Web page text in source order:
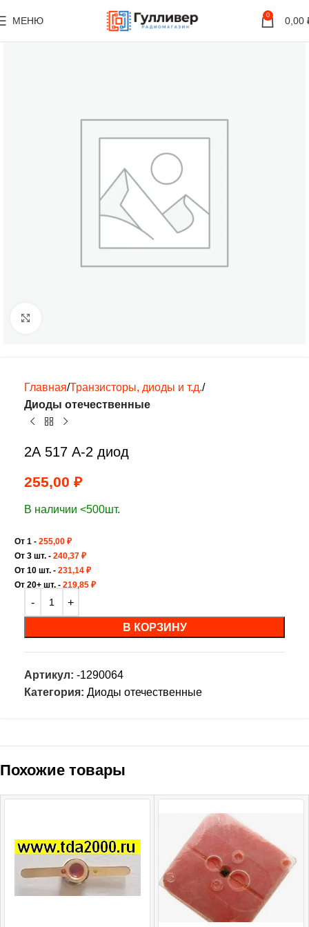
МЕНЮ 0 0,00
Главная Транзисторы, диоды и т.д.
Диоды отечественные
2А 517 А-2 диод
255,00 ₽
В наличии <500шт.
От 1 - 255,00 ₽
От 3 шт. - 240,37 ₽
От 10 шт. - 231,14 ₽
От 20+ шт. - 219,85 ₽
В КОРЗИНУ
Артикул: -1290064
Категория: Диоды отечественные
Похожие товары